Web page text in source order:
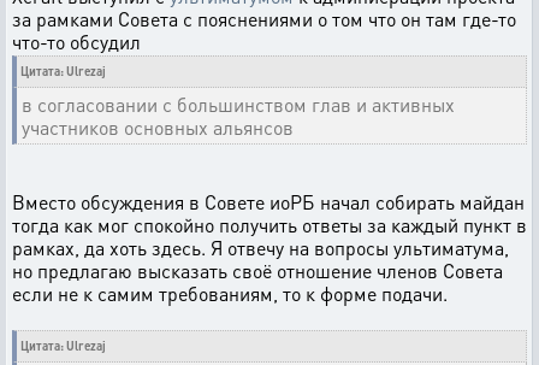
за рамками Совета с пояснениями о том что он там где-то
что-то обсудил
Цитата: Ulrezaj
в согласовании с большинством глав и активных
участников основных альянсов
Вместо обсуждения в Совете иоРБ начал собирать майдан
тогда как мог спокойно получить ответы за каждый пункт в
рамках, да хоть здесь. Я отвечу на вопросы ультиматума,
но предлагаю высказать своё отношение членов Совета
если не к самим требованиям, то к форме подачи.
Цитата: Ulrezaj